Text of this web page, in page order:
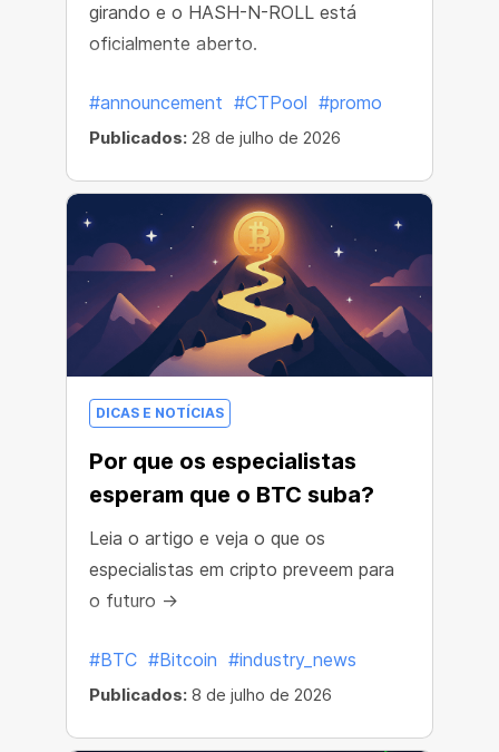
girando e o HASH-N-ROLL está
oficialmente aberto.
#announcement #CTPool #promo
Publicados: 28 de julho de 2026
DICAS E NOTÍCIAS
Por que os especialistas
esperam que o BTC suba?
Leia o artigo e veja o que os
especialistas em cripto preveem para
o futuro →
#BTC #Bitcoin #industry_news
Publicados: 8 de julho de 2026